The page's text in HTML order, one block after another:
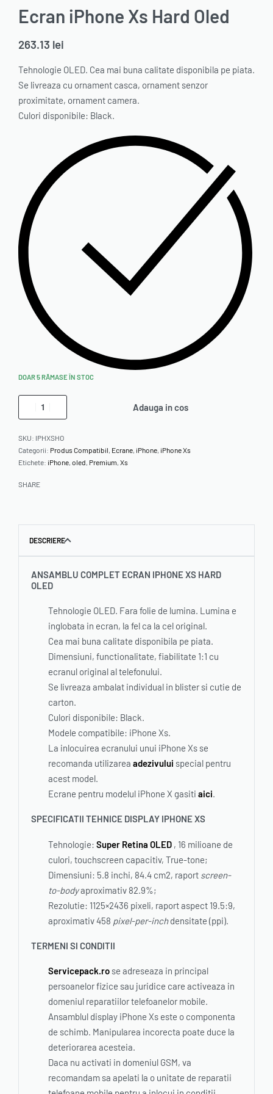
Ecran iPhone Xs Hard Oled
263.13 lei
Tehnologie OLED. Cea mai buna calitate disponibila pe piata.
Se livreaza cu ornament casca, ornament senzor
proximitate, ornament camera.
Culori disponibile: Black.
DOAR 5 RĂMASE ÎN STOC
Adauga in cos
SKU: IPHXSHO
Categorii: Produs Compatibil, Ecrane, iPhone, iPhone Xs
Etichete: iPhone, oled, Premium, Xs
SHARE
DESCRIERE
ANSAMBLU COMPLET ECRAN IPHONE XS HARD
OLED
Tehnologie OLED. Fara folie de lumina. Lumina e
inglobata in ecran, la fel ca la cel original.
Cea mai buna calitate disponibila pe piata.
Dimensiuni, functionalitate, fiabilitate 1:1 cu
ecranul original al telefonului.
Se livreaza ambalat individual in blister si cutie de
carton.
Culori disponibile: Black.
Modele compatibile: iPhone Xs.
La inlocuirea ecranului unui iPhone Xs se
recomanda utilizareaadezivului special pentru
acest model.
Ecrane pentru modelul iPhone X gasitiaici.
SPECIFICATII TEHNICE DISPLAY IPHONE XS
Tehnologie:Super Retina OLED , 16 milioane de
culori, touchscreen capacitiv, True-tone;
Dimensiuni: 5.8 inchi, 84.4 cm2, raport screen-
to-bodyaproximativ 82.9%;
Rezolutie: 1125×2436 pixeli, raport aspect 19.5:9,
aproximativ 458 pixel-per-inchdensitate (ppi).
TERMENI SI CONDITII
Servicepack.ro se adreseaza in principal
persoanelor fizice sau juridice care activeaza in
domeniul reparatiilor telefoanelor mobile.
Ansamblul display iPhone Xs este o componenta
de schimb. Manipularea incorecta poate duce la
deteriorarea acesteia.
Daca nu activati in domeniul GSM, va
recomandam sa apelati la o unitate de reparatii